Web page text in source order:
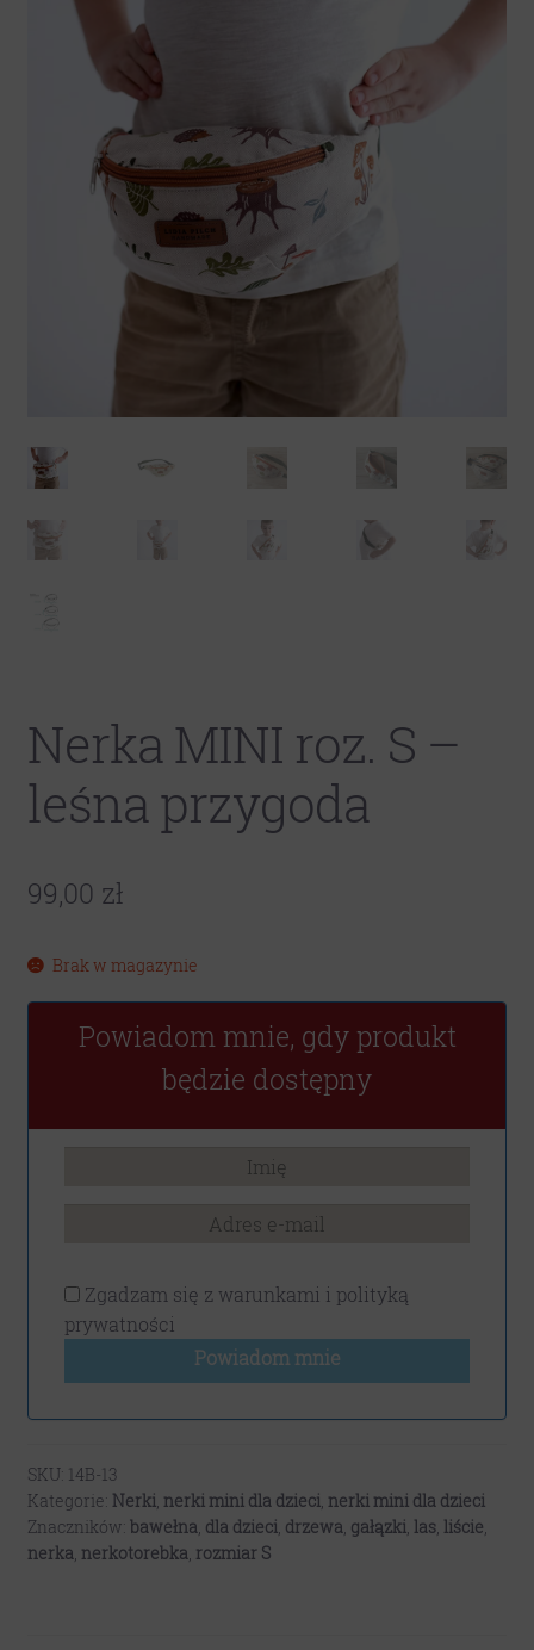
Koszty dostawy
Nerka MINI roz. S –
leśna przygoda
99,00 zł
Brak w magazynie
Powiadom mnie, gdy produkt
będzie dostępny
Zgadzam się z warunkami i polityką
prywatności
Powiadom mnie
SKU: 14B-13
Kategorie: Nerki nerki mini dla dzieci nerki mini dla dzieci
Znaczników: bawełna dla dzieci drzewa gałązki las, liście
nerka nerkotorebka rozmiar S